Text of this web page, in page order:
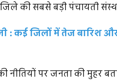
की सबसे बड़ी पंचायती
: कई जिलों में तेज बारिश
नीतियों पर जनता की मुहर